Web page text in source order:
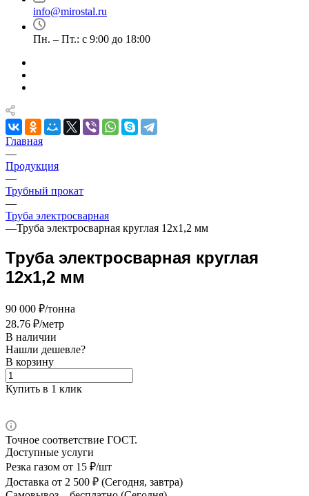
info@mirostal.ru
Пн. – Пт.: с 9:00 до 18:00
Главная
—
Продукция
—
Трубный прокат
—
Труба электросварная
—Труба электросварная круглая 12х1,2 мм
Труба электросварная круглая
12х1,2 мм
90 000 ₽/тонна
28.76 ₽/метр
В наличии
Нашли дешевле?
В корзину
Купить в 1 клик
Точное соответствие ГОСТ.
Доступные услуги
Резка газом от 15 ₽/шт
Доставка от 2 500 ₽ (Сегодня, завтра)